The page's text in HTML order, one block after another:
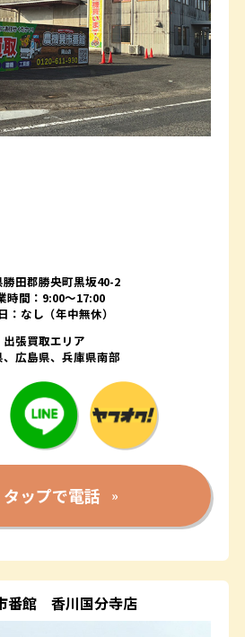
勝田郡勝央町黒坂40-2
時間：9:00～17:00
：なし（年中無休）
出張買取エリア
、広島県、兵庫県南部
タップで電話
番館 香川国分寺店